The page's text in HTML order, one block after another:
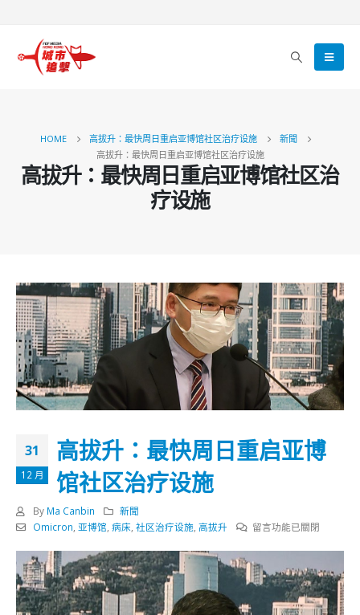
HOME 高拔升：最快周日重启亚博馆社区治疗设施
新聞
高拔升：最快周日重启亚博馆社区治疗设施
高拔升：最快周日重启亚博馆社区治
疗设施
31
12 月
高拔升：最快周日重启亚博
馆社区治疗设施
By Ma Canbin
新聞
Omicron, 亚博馆, 病床, 社区治疗设施, 高拔升
在
拔
升：
最
留言功能已關閉